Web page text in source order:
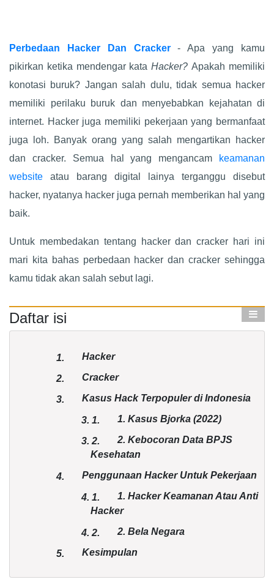
Perbedaan Hacker Dan Cracker- Apa yang kamu
pikirkan ketika mendengar kataHacker?Apakah memiliki
konotasi buruk? Jangan salah dulu, tidak semua hacker
memiliki perilaku buruk dan menyebabkan kejahatan di
internet. Hacker juga memiliki pekerjaan yang bermanfaat
juga loh. Banyak orang yang salah mengartikan hacker
dan cracker. Semua hal yang mengancam
keamanan
website atau barang digital lainya terganggu disebut
hacker, nyatanya hacker juga pernah memberikan hal yang
baik.
Untuk membedakan tentang hacker dan cracker hari ini
mari kita bahas perbedaan hacker dan cracker sehingga
kamu tidak akan salah sebut lagi.
Daftar isi
1. Hacker
2. Cracker
3. Kasus Hack Terpopuler di Indonesia
3. 1. 1. Kasus Bjorka (2022)
3. 2.
2. Kebocoran Data BPJS
Kesehatan
4. Penggunaan Hacker Untuk Pekerjaan
4. 1.
1. Hacker Keamanan Atau Anti
Hacker
4. 2. 2. Bela Negara
5. Kesimpulan